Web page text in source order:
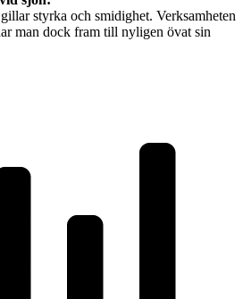
styrka och smidighet. Verksamheten
man dock fram till nyligen övat sin